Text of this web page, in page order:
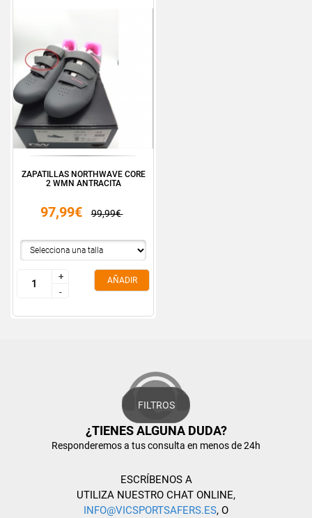
FILTROS
ZAPATILLAS NORTHWAVE CORE
2 WMN ANTRACITA
97,99€ 99,99€
+
-
+
-
AÑADIR
¿TIENES ALGUNA DUDA?
Responderemos a tus consulta en menos de 24h
ESCRÍBENOS A
UTILIZA NUESTRO CHAT ONLINE,
INFO@VICSPORTSAFERS.ES, O